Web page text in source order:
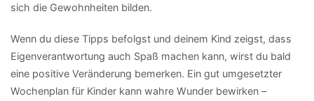
sich die Gewohnheiten bilden.
Wenn du diese Tipps befolgst und deinem Kind zeigst, dass
Eigenverantwortung auch Spaß machen kann, wirst du bald
eine positive Veränderung bemerken. Ein gut umgesetzter
Wochenplan für Kinder kann wahre Wunder bewirken –